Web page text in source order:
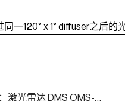
一120° x 1° diffuser之后的
3.车载应用激光芯片：激光雷达 DMS OMS--柠檬光子